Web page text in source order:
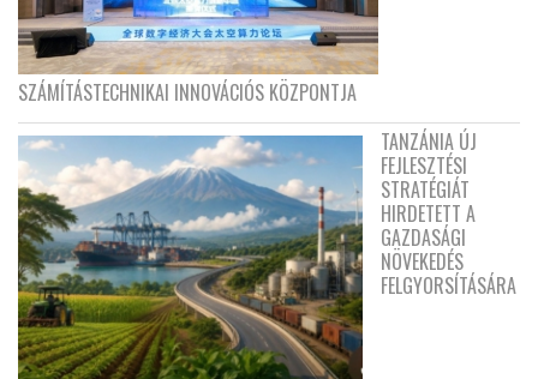
SZÁMÍTÁSTECHNIKAI INNOVÁCIÓS KÖZPONTJA
TANZÁNIA ÚJ
FEJLESZTÉSI
STRATÉGIÁT
HIRDETETT A
GAZDASÁGI
NÖVEKEDÉS
FELGYORSÍTÁSÁRA